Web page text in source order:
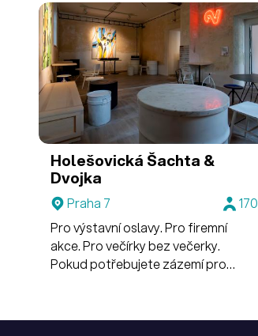
Holešovická Šachta &
Dvojka
Praha 7
170
Pro výstavní oslavy. Pro firemní
akce. Pro večírky bez večerky.
Pokud potřebujete zázemí pro
multifunkční industriální prostory